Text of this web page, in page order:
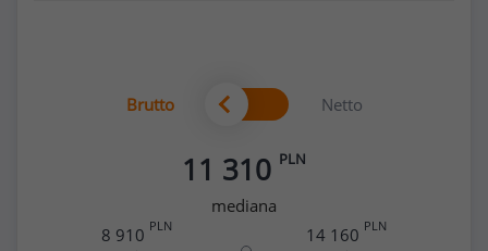
Brutto Netto
11 310 PLN
mediana
8 910 PLN 14 160 PLN